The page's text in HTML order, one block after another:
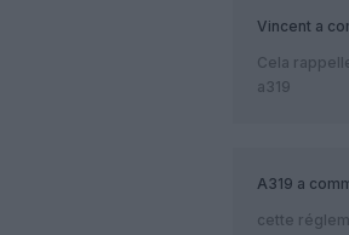
Vincent a
Cela
a319
A319 a
cette